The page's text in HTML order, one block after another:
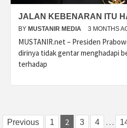
JALAN KEBENARAN ITU
BY MUSTANIR MEDIA 3 MONTHS
MUSTANIR.net – Presiden
dirinya tidak gentar menghadapi
terhadap
Posts
Previous 1 2 3 4 …